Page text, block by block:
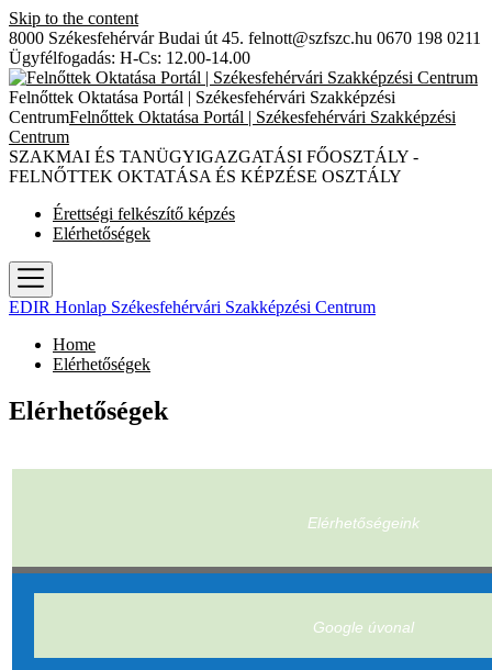
Skip to the content
8000 Székesfehérvár Budai út 45. felnott@szfszc.hu 0670 198 0211
Ügyfélfogadás: H-Cs: 12.00-14.00
Felnőttek Oktatása Portál | Székesfehérvári Szakképzési
CentrumFelnőttek Oktatása Portál | Székesfehérvári Szakképzési
Centrum
SZAKMAI ÉS TANÜGYIGAZGATÁSI FŐOSZTÁLY -
FELNŐTTEK OKTATÁSA ÉS KÉPZÉSE OSZTÁLY
Érettségi felkészítő képzés
Elérhetőségek
EDIR Honlap Székesfehérvári Szakképzési Centrum
Home
Elérhetőségek
Elérhetőségek
Elérhetőségeink
Google úvonal